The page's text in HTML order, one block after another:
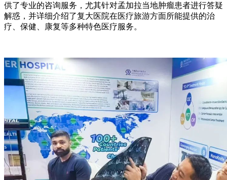
供了专业的咨询服务，尤其针对孟加拉当地肿瘤患者进行答疑
解惑，并详细介绍了复大医院在医疗旅游方面所能提供的治
疗、保健、康复等多种特色医疗服务。